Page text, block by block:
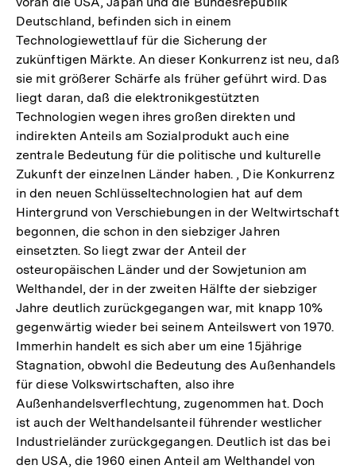
Deutschland, befinden sich in einem
Technologiewettlauf für die Sicherung der
zukünftigen Märkte. An dieser Konkurrenz ist neu, daß
sie mit größerer Schärfe als früher geführt wird. Das
liegt daran, daß die elektronikgestützten
Technologien wegen ihres großen direkten und
indirekten Anteils am Sozialprodukt auch eine
zentrale Bedeutung für die politische und kulturelle
Zukunft der einzelnen Länder haben. , Die Konkurrenz
in den neuen Schlüsseltechnologien hat auf dem
Hintergrund von Verschiebungen in der Weltwirtschaft
begonnen, die schon in den siebziger Jahren
einsetzten. So liegt zwar der Anteil der
osteuropäischen Länder und der Sowjetunion am
Welthandel, der in der zweiten Hälfte der siebziger
Jahre deutlich zurückgegangen war, mit knapp 10%
gegenwärtig wieder bei seinem Anteilswert von 1970.
Immerhin handelt es sich aber um eine 15jährige
Stagnation, obwohl die Bedeutung des Außenhandels
für diese Volkswirtschaften, also ihre
Außenhandelsverflechtung, zugenommen hat. Doch
ist auch der Welthandelsanteil führender westlicher
Industrieländer zurückgegangen. Deutlich ist das bei
den USA, die 1960 einen Anteil am Welthandel von